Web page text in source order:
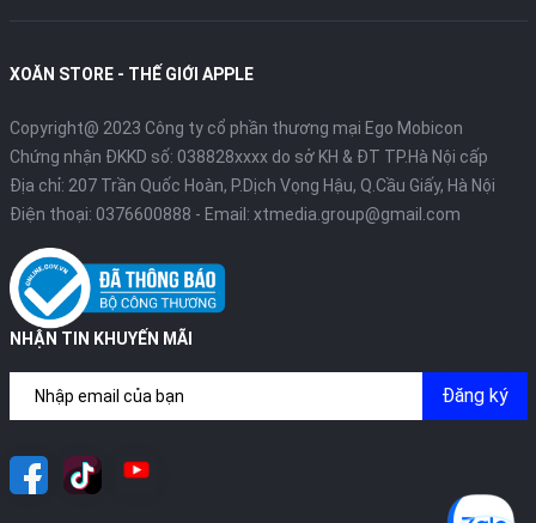
XOĂN STORE - THẾ GIỚI APPLE
Copyright@ 2023 Công ty cổ phần thương mại Ego Mobicon
Chứng nhận ĐKKD số: 038828xxxx do sở KH & ĐT TP.Hà Nội cấp
Địa chỉ: 207 Trần Quốc Hoàn, P.Dịch Vọng Hậu, Q.Cầu Giấy, Hà Nội
Điện thoại: 0376600888 - Email: xtmedia.group@gmail.com
NHẬN TIN KHUYẾN MÃI
Đăng ký